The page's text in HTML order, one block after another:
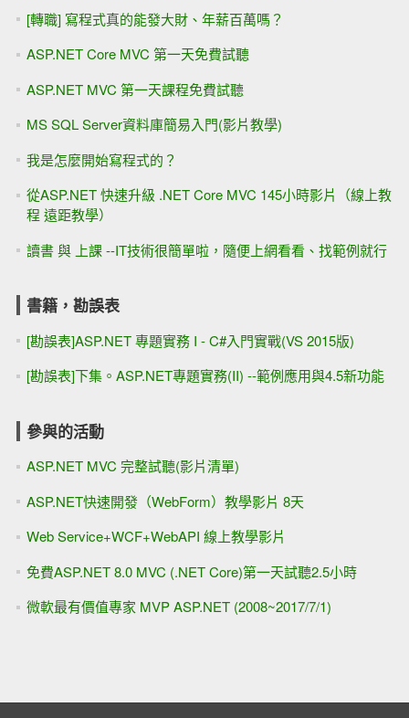
[轉職] 寫程式真的能發大財、年薪百萬嗎？
ASP.NET Core MVC 第一天免費試聽
ASP.NET MVC 第一天課程免費試聽
MS SQL Server資料庫簡易入門(影片教學)
我是怎麼開始寫程式的？
從ASP.NET 快速升級 .NET Core MVC 145小時影片（線上教
程 遠距教學）
讀書 與 上課 --IT技術很簡單啦，隨便上網看看、找範例就行
書籍，勘誤表
[勘誤表]ASP.NET 專題實務 I - C#入門實戰(VS 2015版)
[勘誤表]下集。ASP.NET專題實務(II) --範例應用與4.5新功能
參與的活動
ASP.NET MVC 完整試聽(影片清單)
ASP.NET快速開發（WebForm）教學影片 8天
Web Service+WCF+WebAPI 線上教學影片
免費ASP.NET 8.0 MVC (.NET Core)第一天試聽2.5小時
微軟最有價值專家 MVP ASP.NET (2008~2017/7/1)